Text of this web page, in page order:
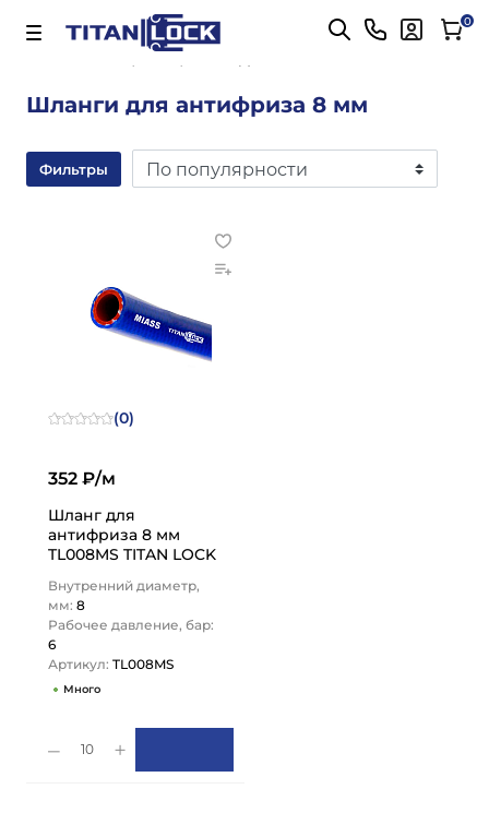
Важно! Для оплаты заказов Подробнее 0
Шланги для антифриза 8 мм
Фильтры
(0)
352 ₽/м
Шланг для
антифриза 8 мм
TL008MS TITAN LOCK
Внутренний диаметр,
мм: 8
Рабочее давление, бар:
6
Артикул: TL008MS
Много
10